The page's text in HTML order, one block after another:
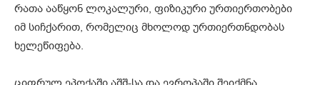
რათა ააწყონ ლოკალური, ფიზიკური ურთიერთობები
იმ სიჩქარით, რომელიც მხოლოდ ურთიერთნდობას
ხელეწიფება.